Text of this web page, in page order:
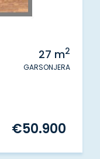
27 m2
GARSONJERA
€50.900